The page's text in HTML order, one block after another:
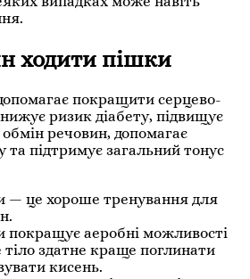
ходити пішки
покращити серцево-
ризик діабету, підвищує
речовин, допомагає
підтримує загальний тонус
— це хороше тренування для
покращує аеробні можливості
здатне краще поглинати
кисень.